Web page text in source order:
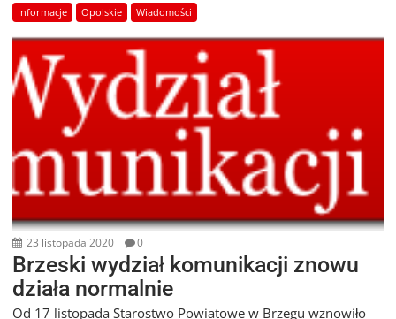
Informacje Opolskie Wiadomości
23 listopada 2020 0
Brzeski wydział komunikacji znowu
działa normalnie
Od 17 listopada Starostwo Powiatowe w Brzegu wznowiło